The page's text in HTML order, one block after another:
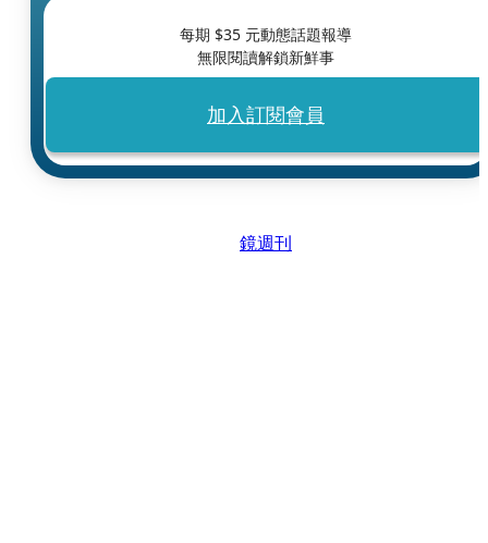
每期 $35 元動態話題報導
無限閱讀解鎖新鮮事
加入訂閱會員
鏡週刊